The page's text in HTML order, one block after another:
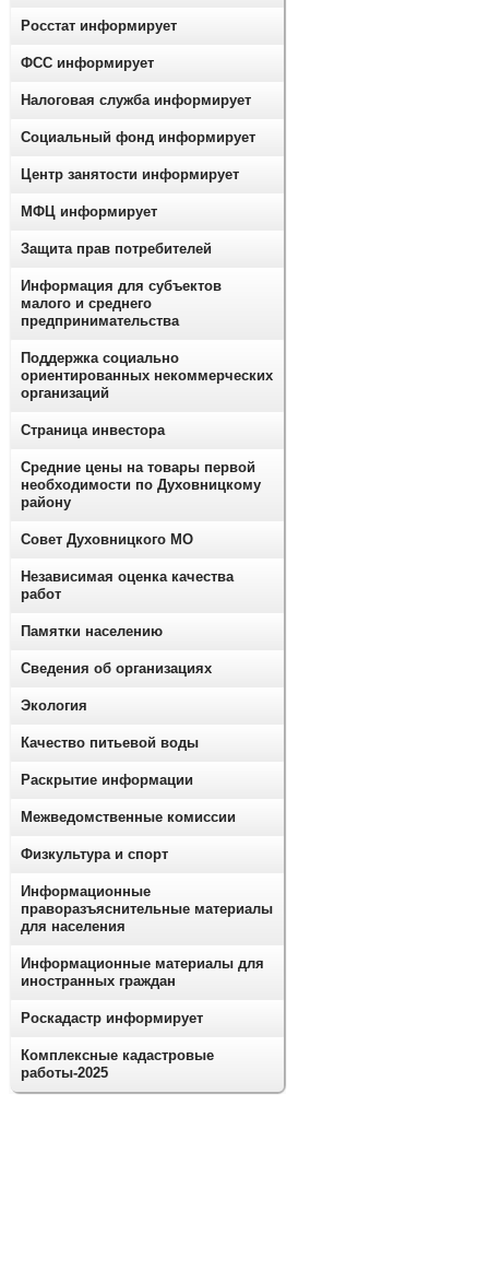
Росстат информирует
ФСС информирует
Налоговая служба информирует
Социальный фонд информирует
Центр занятости информирует
МФЦ информирует
Защита прав потребителей
Информация для субъектов
малого и среднего
предпринимательства
Поддержка социально
ориентированных некоммерческих
организаций
Страница инвестора
Средние цены на товары первой
необходимости по Духовницкому
району
Совет Духовницкого МО
Независимая оценка качества
работ
Памятки населению
Сведения об организациях
Экология
Качество питьевой воды
Раскрытие информации
Межведомственные комиссии
Физкультура и спорт
Информационные
праворазъяснительные материалы
для населения
Информационные материалы для
иностранных граждан
Роскадастр информирует
Комплексные кадастровые
работы-2025